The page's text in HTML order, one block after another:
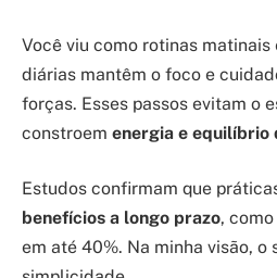
Você viu como rotinas matinais
diárias mantêm o foco e
forças. Esses passos evitam o
constroem energia e equilíbrio
Estudos confirmam que
benefícios a longo prazo,
em até 40%. Na minha visão, o